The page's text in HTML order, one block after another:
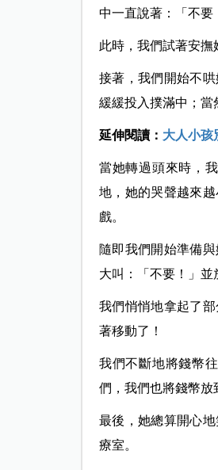
中一直說著：「不要
此時，我們試著安撫
接著，我們開始不
緩緩投入撲滿中；當
延伸閱讀： 大人小孩
當她轉過頭來時，
地，她的哭聲越來
戲。
隨即我們開始準備
大叫：「不要！」並
我們悄悄地拿起了
著移動了！
我們不斷地將錢幣
們，我們也將錢幣放
最後，她總算開心
療室。